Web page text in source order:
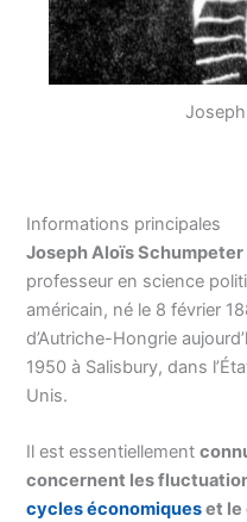
Informations principales
Joseph Aloïs Schumpeter
professeur en science
américain, né le 8 février
d’Autriche-Hongrie
1950 à Salisbury, dans
Unis.
Il est essentiellement
concernent les
cycles économiqueset le